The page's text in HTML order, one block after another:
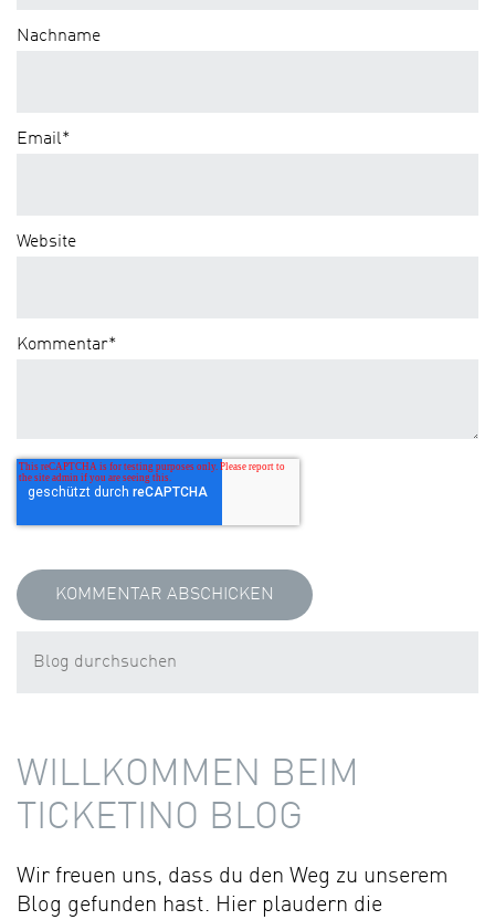
Nachname
Email*
Website
Kommentar*
WILLKOMMEN BEIM
TICKETINO BLOG
Wir freuen uns, dass du den Weg zu unserem
Blog gefunden hast. Hier plaudern die